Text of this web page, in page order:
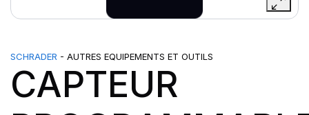
SCHRADER - AUTRES EQUIPEMENTS ET OUTILS
CAPTEUR